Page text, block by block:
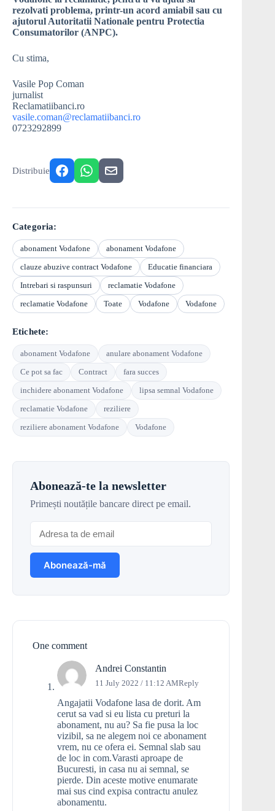
rezolvati problema, printr-un acord amiabil sau cu
ajutorul Autoritatii Nationale pentru Protectia
Consumatorilor (ANPC).
Cu stima,
Vasile Pop Coman
jurnalist
Reclamatiibanci.ro
vasile.coman@reclamatiibanci.ro
0723292899
Distribuie
Categoria:
abonament Vodafone
abonament Vodafone
clauze abuzive contract Vodafone
Educatie financiara
Intrebari si raspunsuri
reclamatie Vodafone
reclamatie Vodafone
Toate Vodafone Vodafone
Etichete:
abonament Vodafone
anulare abonament Vodafone
Ce pot sa fac
Contract
fara succes
inchidere abonament Vodafone
lipsa semnal Vodafone
reclamatie Vodafone
reziliere
reziliere abonament Vodafone
Vodafone
Abonează-te la newsletter
Primești noutățile bancare direct pe email.
One comment
Andrei Constantin
11 July 2022 / 11:12 AMReply
Angajatii Vodafone lasa de dorit. Am
cerut sa vad si eu lista cu preturi la
abonament, nu au? Sa fie pusa la loc
vizibil, sa ne alegem noi ce abonament
vrem, nu ce ofera ei. Semnal slab sau
de loc in com.Varasti aproape de
Bucuresti, in casa nu ai semnal, se
pierde. Din aceste motive enumarate
mai sus cind expisa contractu anulez
abonamentu.